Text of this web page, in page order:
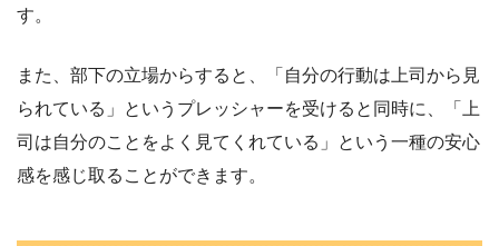
す。
また、部下の立場からすると、「自分の行動は上司から見
られている」というプレッシャーを受けると同時に、「上
司は自分のことをよく見てくれている」という一種の安心
感を感じ取ることができます。